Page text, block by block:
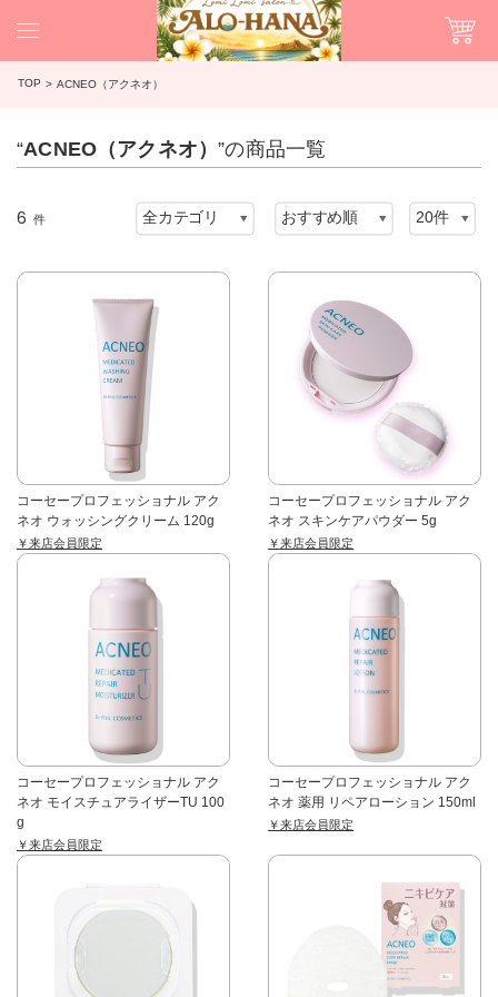
TOP ACNEO（アクネオ）
“ACNEO（アクネオ）”の商品一覧
6 件
コーセープロフェッショナル アク
ネオ ウォッシングクリーム 120g
￥来店会員限定
コーセープロフェッショナル アク
ネオ スキンケアパウダー 5g
￥来店会員限定
コーセープロフェッショナル アク
ネオ モイスチュアライザーTU 100
g
￥来店会員限定
コーセープロフェッショナル アク
ネオ 薬用 リペアローション 150ml
￥来店会員限定